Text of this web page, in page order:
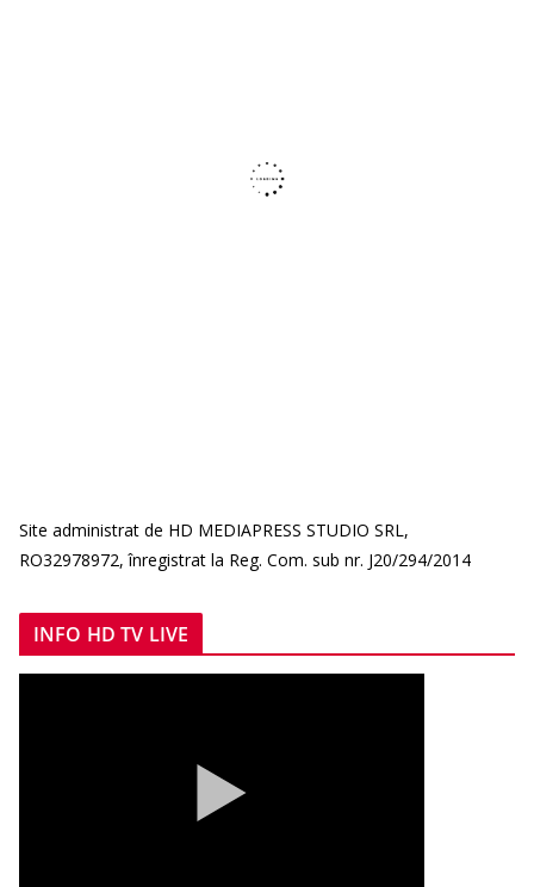
Site administrat de HD MEDIAPRESS STUDIO SRL,
RO32978972, înregistrat la Reg. Com. sub nr. J20/294/2014
INFO HD TV LIVE